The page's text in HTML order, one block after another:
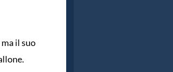
il suo